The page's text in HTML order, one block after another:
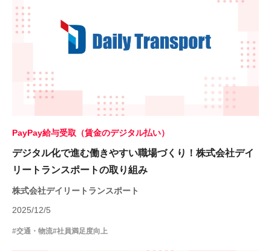
PayPay給与受取（賃金のデジタル払い）
デジタル化で進む働きやすい職場づくり！株式会社デイ
リートランスポートの取り組み
株式会社デイリートランスポート
2025/12/5
#交通・物流#社員満足度向上